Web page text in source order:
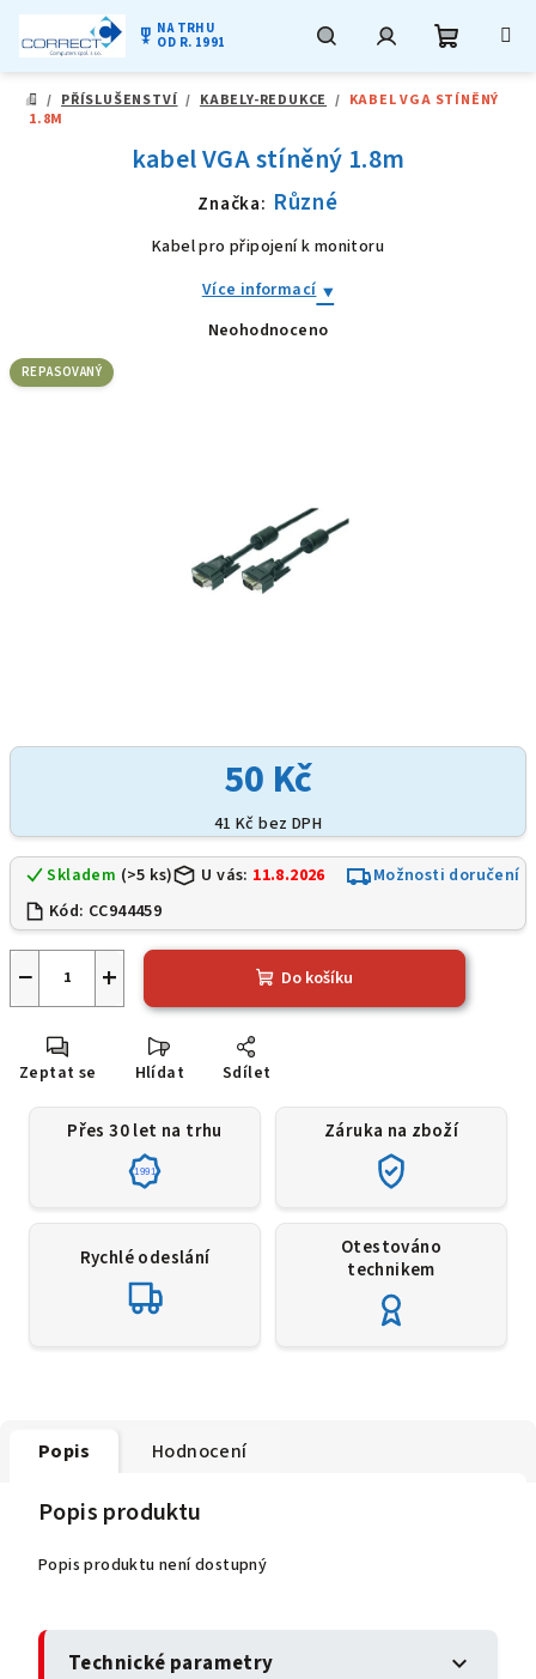
obsah
military_tech NA TRHU
OD R. 1991
DOMŮ
/ PŘÍSLUŠENSTVÍ / KABELY-REDUKCE / KABEL VGA STÍNĚNÝ
1.8M
50 Kč
41 Kč bez DPH
Skladem (>5 ks) U vás: 11.8.2026
Možnosti doručení
Kód: CC944459
+
− Do košíku
Zeptat se Hlídat Sdílet
kabel VGA stíněný 1.8m
Značka: Různé
Kabel pro připojení k monitoru
Více informací
Průměrné
Neohodnoceno
REPASOVANÝ
Přes 30 let na trhu
1991
Záruka na zboží
Rychlé odeslání
Otestováno
technikem
Popis Hodnocení
Popis produktu
Popis produktu není dostupný
Technické parametry expand_more